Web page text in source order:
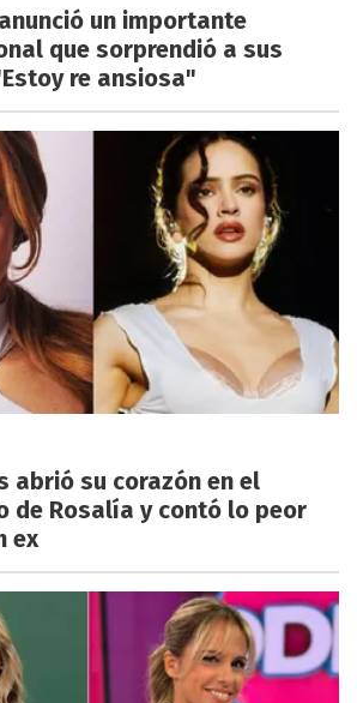
un importante
que sorprendió a sus
re ansiosa"
abrió su corazón en el
de Rosalía y contó lo peor
ex